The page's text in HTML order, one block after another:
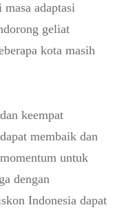
adaptasi
geliat
kota masih
keempat
membaik dan
untuk
dengan
Indonesia dapat